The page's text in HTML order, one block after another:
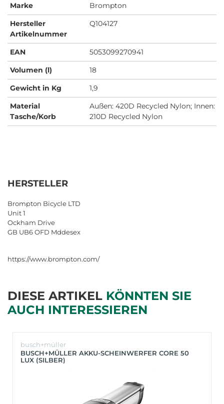
Marke
Brompton
Hersteller
Artikelnummer
Q104127
EAN
5053099270941
Volumen (l)
18
Gewicht in Kg
1,9
Material
Tasche/Korb
Außen: 420D Recycled Nylon; Innen:
210D Recycled Nylon
HERSTELLER
Brompton Bicycle LTD
Unit 1
Ockham Drive
GB UB6 OFD Mddesex
https://www.brompton.com/
DIESE ARTIKEL KÖNNTEN SIE
AUCH INTERESSIEREN
busch+müller
BUSCH+MÜLLER AKKU-SCHEINWERFER CORE 50
LUX (SILBER)